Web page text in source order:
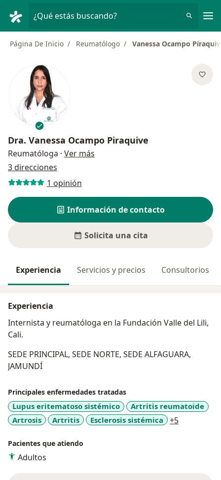
¿Qué estás buscando?
Página De Inicio Reumatólogo Vanessa Ocampo
Dra. Vanessa Ocampo Piraquive
Reumatóloga · Ver más
3 direcciones
1 opinión
Información de contacto
Solicita una cita
Experiencia Servicios y precios Consultorios
Experiencia
Internista y reumatóloga en la Fundación Valle del Lili,
Cali.
SEDE PRINCIPAL, SEDE NORTE, SEDE ALFAGUARA,
JAMUNDÍ
Principales enfermedades tratadas
Lupus eritematoso sistémico
Artritis reumatoide
Artrosis
Artritis Esclerosis sistémica +5
Pacientes que atiendo
Adultos